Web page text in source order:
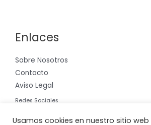
Enlaces
Sobre Nosotros
Contacto
Aviso Legal
Redes Sociales
Usamos cookies en nuestro sitio